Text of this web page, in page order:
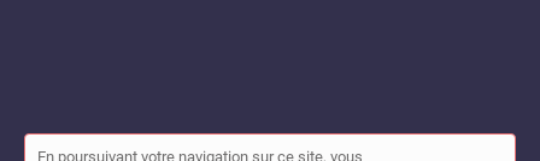
En poursuivant votre navigation sur ce site, vous